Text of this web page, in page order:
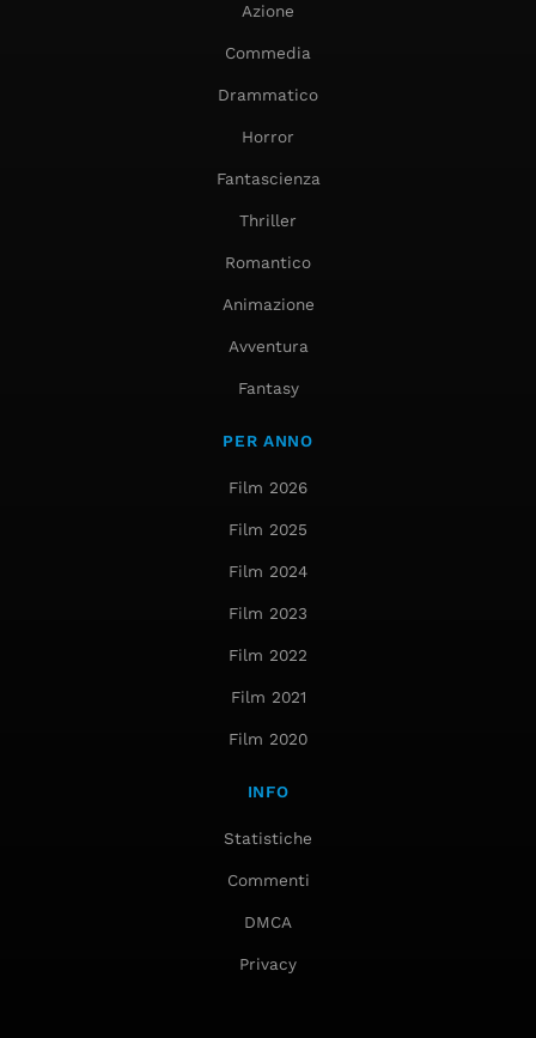
Azione
Commedia
Drammatico
Horror
Fantascienza
Thriller
Romantico
Animazione
Avventura
Fantasy
PER ANNO
Film 2026
Film 2025
Film 2024
Film 2023
Film 2022
Film 2021
Film 2020
INFO
Statistiche
Commenti
DMCA
Privacy